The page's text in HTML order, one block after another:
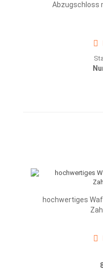
Abzugschloss
hochwertiges